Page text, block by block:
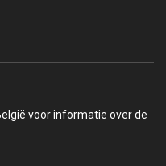
voor informatie over de